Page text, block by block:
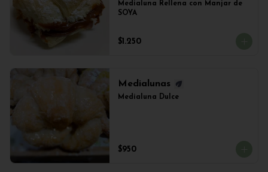
Medialuna Rellena con Manjar de
SOYA
$1.250
Medialunas
Medialuna Dulce
$950